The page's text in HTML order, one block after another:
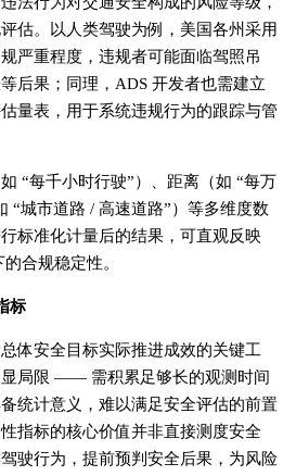
估。以人类驾驶为例，美国各州采用
严重程度，违规者可能面临驾照吊
后果；同理，ADS 开发者也需建立
量表，用于系统违规行为的跟踪与管
“每千小时行驶”）、距离（如 “每万
“城市道路 / 高速道路”）等多维度数
标准化计量后的结果，可直观反映
合规稳定性。
标
体安全目标实际推进成效的关键工
局限 —— 需积累足够长的观测时间
统计意义，难以满足安全评估的前置
指标的核心价值并非直接测度安全
驶行为，提前预判安全后果，为风险